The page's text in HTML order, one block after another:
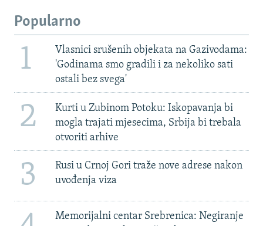
Popularno
1
Vlasnici srušenih objekata na Gazivodama:
'Godinama smo gradili i za nekoliko sati
ostali bez svega'
2
Kurti u Zubinom Potoku: Iskopavanja bi
mogla trajati mjesecima, Srbija bi trebala
otvoriti arhive
3
Rusi u Crnoj Gori traže nove adrese nakon
uvođenja viza
Memorijalni centar Srebrenica: Negiranje